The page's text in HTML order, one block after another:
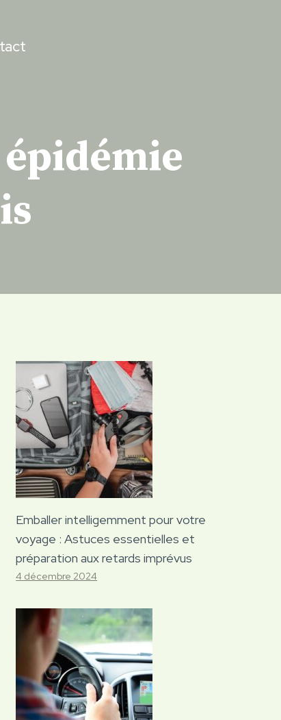
Emballer intelligemment pour votre
voyage : Astuces essentielles et
préparation aux retards imprévus
4 décembre 2024